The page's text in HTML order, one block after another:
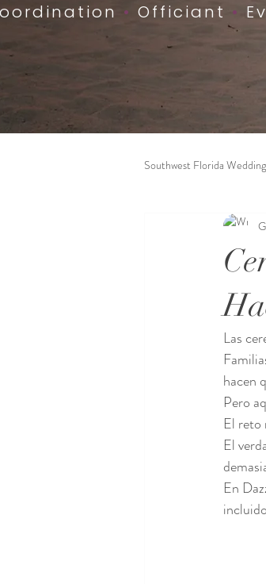
• Officiant •
Southwest Florida
Las
hacen
Pero
El reto
El
En